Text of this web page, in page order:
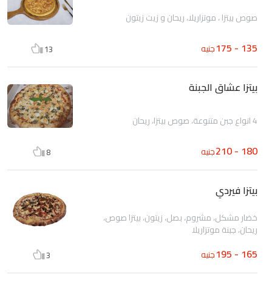
صوص بيتزا ، موتزاريلا، ريحان و زيت زيتون
135 - 175 جنيه 13
بيتزا عشاق الجبنة
4 انواع جبن متنوعة، صوص بيتزا، ريحان
180 - 210 جنيه 8
بيتزا فيردي
خضار مشكل، مشروم، بصل، زيتون، بيتزا صوص،
ريحان، جبنة موتزاريلا
165 - 195 جنيه 3